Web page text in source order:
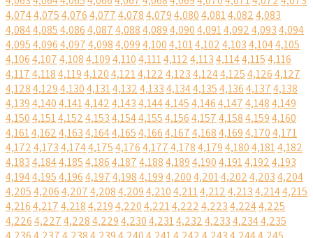
4,0744,0754,0764,0774,0784,0794,0804,0814,0824,083
4,0844,0854,0864,0874,0884,0894,0904,0914,0924,0934,094
4,0954,0964,0974,0984,0994,1004,1014,1024,1034,1044,105
4,1064,1074,1084,1094,1104,1114,1124,1134,1144,1154,116
4,1174,1184,1194,1204,1214,1224,1234,1244,1254,1264,127
4,1284,1294,1304,1314,1324,1334,1344,1354,1364,1374,138
4,1394,1404,1414,1424,1434,1444,1454,1464,1474,1484,149
4,1504,1514,1524,1534,1544,1554,1564,1574,1584,1594,160
4,1614,1624,1634,1644,1654,1664,1674,1684,1694,1704,171
4,1724,1734,1744,1754,1764,1774,1784,1794,1804,1814,182
4,1834,1844,1854,1864,1874,1884,1894,1904,1914,1924,193
4,1944,1954,1964,1974,1984,1994,2004,2014,2024,2034,204
4,2054,2064,2074,2084,2094,2104,2114,2124,2134,2144,215
4,2164,2174,2184,2194,2204,2214,2224,2234,2244,225
4,2264,2274,2284,2294,2304,2314,2324,2334,2344,235